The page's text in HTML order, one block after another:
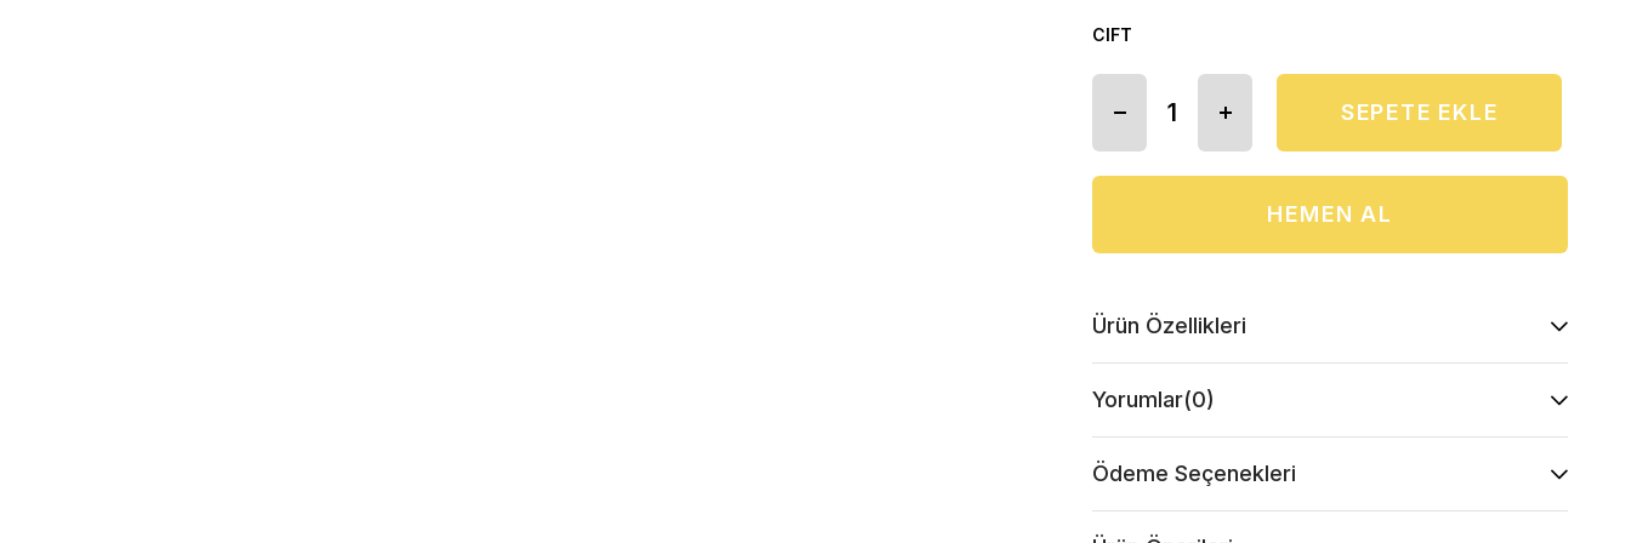
CIFT
Ürün Özellikleri
Yorumlar(0)
Ödeme Seçenekleri